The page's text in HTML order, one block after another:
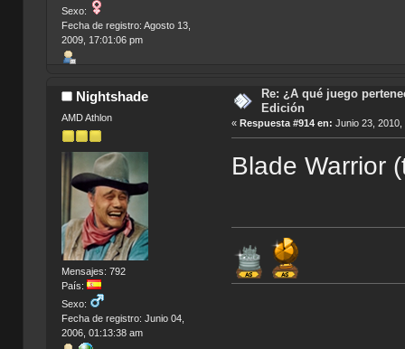
Sexo:
Fecha de registro: Agosto 13,
2009, 17:01:06 pm
Nightshade
AMD Athlon
Mensajes: 792
País:
Sexo:
Fecha de registro: Junio 04,
2006, 01:13:38 am
Re: ¿A qué juego
Edición
« Respuesta #914 en: Junio 23,
Blade Warrior